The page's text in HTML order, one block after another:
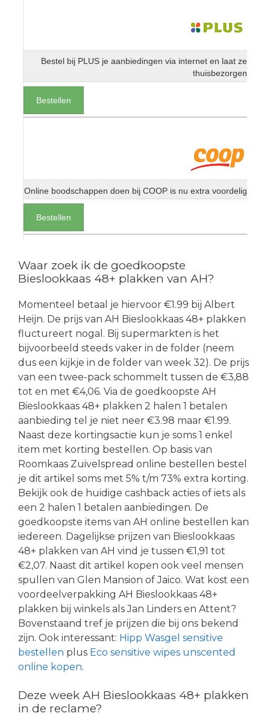
Bestel bij PLUS je aanbiedingen via internet en laat ze
thuisbezorgen
Bestellen
Online boodschappen doen bij COOP is nu extra voordelig
Bestellen
Waar zoek ik de goedkoopste
Bieslookkaas 48+ plakken van AH?
Momenteel betaal je hiervoor €1.99 bij Albert
Heijn. De prijs van AH Bieslookkaas 48+ plakken
fluctureert nogal. Bij supermarkten is het
bijvoorbeeld steeds vaker in de folder (neem
dus een kijkje in de folder van week 32). De prijs
van een twee-pack schommelt tussen de €3,88
tot en met €4,06. Via de goedkoopste AH
Bieslookkaas 48+ plakken 2 halen 1 betalen
aanbieding tel je niet neer €3.98 maar €1.99.
Naast deze kortingsactie kun je soms 1 enkel
item met korting bestellen. Op basis van
Roomkaas Zuivelspread online bestellen bestel
je dit artikel soms met 5% t/m 73% extra korting.
Bekijk ook de huidige cashback acties of iets als
een 2 halen 1 betalen aanbiedingen. De
goedkoopste items van AH online bestellen kan
iedereen. Dagelijkse prijzen van Bieslookkaas
48+ plakken van AH vind je tussen €1,91 tot
€2,07. Naast dit artikel kopen ook veel mensen
spullen van Glen Mansion of Jaico. Wat kost een
voordeelverpakking AH Bieslookkaas 48+
plakken bij winkels als Jan Linders en Attent?
Bovenstaand tref je prijzen die bij ons bekend
zijn. Ook interessant: Hipp Wasgel sensitive
bestellen plus Eco sensitive wipes unscented
online kopen.
Deze week AH Bieslookkaas 48+ plakken
in de reclame?